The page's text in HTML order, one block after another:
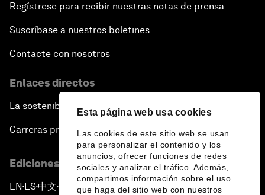
Esta página web usa cookies
Las cookies de este sitio web se usan
para personalizar el contenido y los
anuncios, ofrecer funciones de redes
sociales y analizar el tráfico. Además,
compartimos información sobre el uso
que haga del sitio web con nuestros
Regístrese para recibir nuestras notas de prensa
Suscríbase a nuestros boletines
Contacte con nosotros
Enlaces directos
La sostenibilidad en el Foro
Carreras profesionales
Ediciones en otros idiomas
EN ▪ES▪中文▪ 日本語